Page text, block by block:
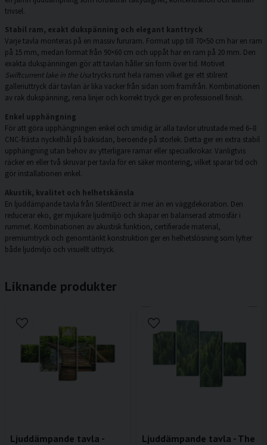
trivsel.
Stabil ram, exakt dukspänning och elegant kanttryck
Varje tavla monteras på en massiv fururam. Format upp till 70×50 cm har en ram
på 15 mm, medan format från 90×60 cm och uppåt har en ram på 20 mm. Den
exakta dukspänningen gör att tavlan håller sin form över tid. Motivet
Swiftcurrent lake in the Usatrycks runt hela ramen vilket ger ett stilrent
galleriuttryck där tavlan är lika vacker från sidan som framifrån. Kombinationen
av rak dukspänning, rena linjer och korrekt tryck ger en professionell finish.
Enkel upphängning
För att göra upphängningen enkel och smidig är alla tavlor utrustade med 6–8
CNC-frästa nyckelhål på baksidan, beroende på storlek. Detta ger en extra stabil
upphängning utan behov av ytterligare ramar eller specialkrokar. Vanligtvis
räcker en eller två skruvar per tavla för en säker montering, vilket sparar tid och
gör installationen enkel.
Akustik, kvalitet och helhetskänsla
En ljuddämpande tavla från SilentDirect är mer än en väggdekoration. Den
reducerar eko, ger mjukare ljudmiljö och skapar en balanserad atmosfär i
rummet. Kombinationen av akustisk funktion, certifierade material,
premiumtryck och genomtänkt konstruktion ger en helhetslösning som lyfter
både ljudmiljö och visuellt uttryck.
Liknande produkter
Ljuddämpande tavla -
Ljuddämpande tavla - The